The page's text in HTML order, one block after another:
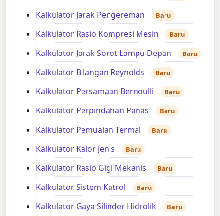
Kalkulator Jarak Pengereman Baru
Kalkulator Rasio Kompresi Mesin Baru
Kalkulator Jarak Sorot Lampu Depan Baru
Kalkulator Bilangan Reynolds Baru
Kalkulator Persamaan Bernoulli Baru
Kalkulator Perpindahan Panas Baru
Kalkulator Pemuaian Termal Baru
Kalkulator Kalor Jenis Baru
Kalkulator Rasio Gigi Mekanis Baru
Kalkulator Sistem Katrol Baru
Kalkulator Gaya Silinder Hidrolik Baru